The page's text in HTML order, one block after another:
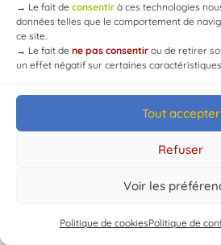
→ Le fait de consentir à ces technologies
données telles que le comportement de
ce site.
→ Le fait de ne pas consentir ou de retirer
un effet négatif sur certaines
Tout accepter
Refuser
Voir les
Politique de cookiesPolitique de
© Mairie de Chaource [2004-2024] |